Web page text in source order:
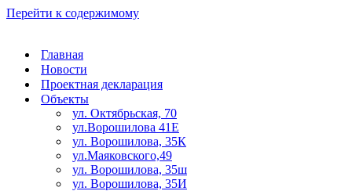
Перейти к содержимому
Главная
Новости
Проектная декларация
Объекты
ул. Октябрьская, 70
ул.Ворошилова 41Е
ул. Ворошилова, 35К
ул.Маяковского,49
ул. Ворошилова, 35ш
ул. Ворошилова, 35И